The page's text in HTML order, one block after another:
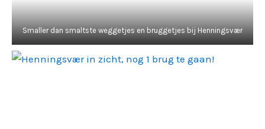
Smaller dan smaltste weggetjes en bruggetjes bij Henningsvær